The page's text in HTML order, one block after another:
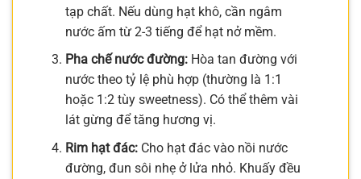
tạp chất. Nếu dùng hạt khô, cần ngâm
nước ấm từ 2-3 tiếng để hạt nở mềm.
Pha chế nước đường:Hòa tan đường với
nước theo tỷ lệ phù hợp (thường là 1:1
hoặc 1:2 tùy sweetness). Có thể thêm vài
lát gừng để tăng hương vị.
Rim hạt đác:Cho hạt đác vào nồi nước
đường, đun sôi nhẹ ở lửa nhỏ. Khuấy đều